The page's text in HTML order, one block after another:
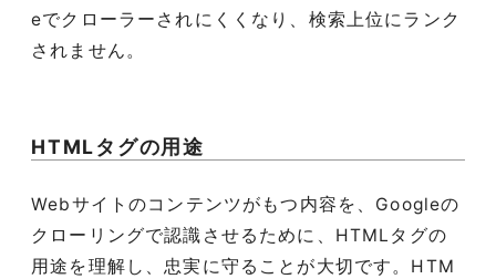
eでクローラーされにくくなり、検索上位にランク
されません。
HTMLタグの用途
Webサイトのコンテンツがもつ内容を、Googleの
クローリングで認識させるために、HTMLタグの
用途を理解し、忠実に守ることが大切です。HTM